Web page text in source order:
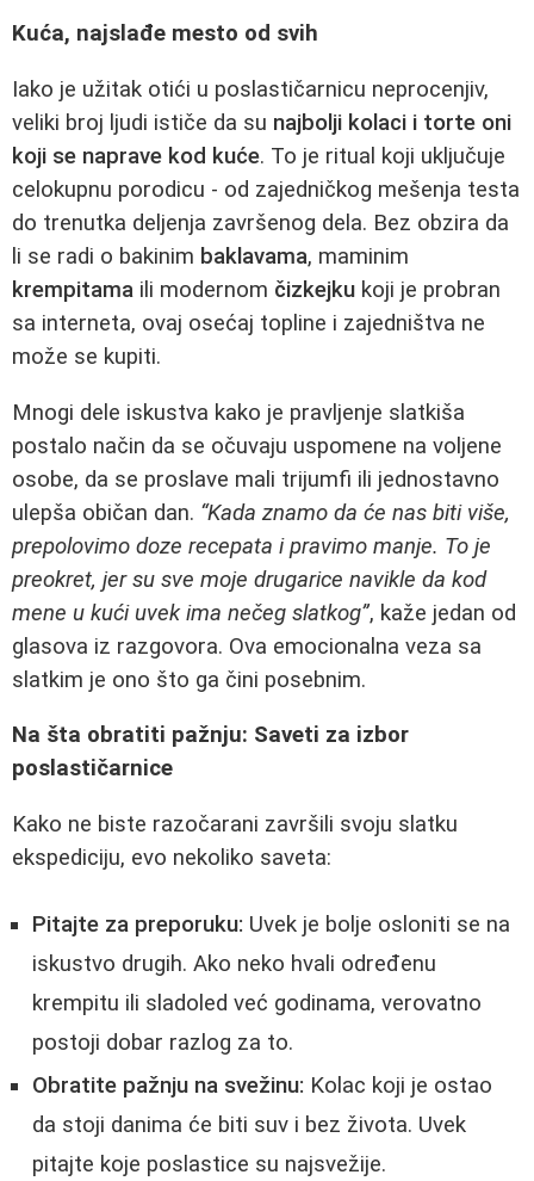
Kuća, najslađe mesto od svih
Iako je užitak otići u poslastičarnicu neprocenjiv,
veliki broj ljudi ističe da su najbolji kolaci i torte oni
koji se naprave kod kuće. To je ritual koji uključuje
celokupnu porodicu - od zajedničkog mešenja testa
do trenutka deljenja završenog dela. Bez obzira da
li se radi o bakinim baklavama, maminim
krempitama ili modernom čizkejku koji je probran
sa interneta, ovaj osećaj topline i zajedništva ne
može se kupiti.
Mnogi dele iskustva kako je pravljenje slatkiša
postalo način da se očuvaju uspomene na voljene
osobe, da se proslave mali trijumfi ili jednostavno
ulepša običan dan. “Kada znamo da će nas biti više,
prepolovimo doze recepata i pravimo manje. To je
preokret, jer su sve moje drugarice navikle da kod
mene u kući uvek ima nečeg slatkog”, kaže jedan od
glasova iz razgovora. Ova emocionalna veza sa
slatkim je ono što ga čini posebnim.
Na šta obratiti pažnju: Saveti za izbor
poslastičarnice
Kako ne biste razočarani završili svoju slatku
ekspediciju, evo nekoliko saveta:
Pitajte za preporuku: Uvek je bolje osloniti se na
iskustvo drugih. Ako neko hvali određenu
krempitu ili sladoled već godinama, verovatno
postoji dobar razlog za to.
Obratite pažnju na svežinu: Kolac koji je ostao
da stoji danima će biti suv i bez života. Uvek
pitajte koje poslastice su najsvežije.